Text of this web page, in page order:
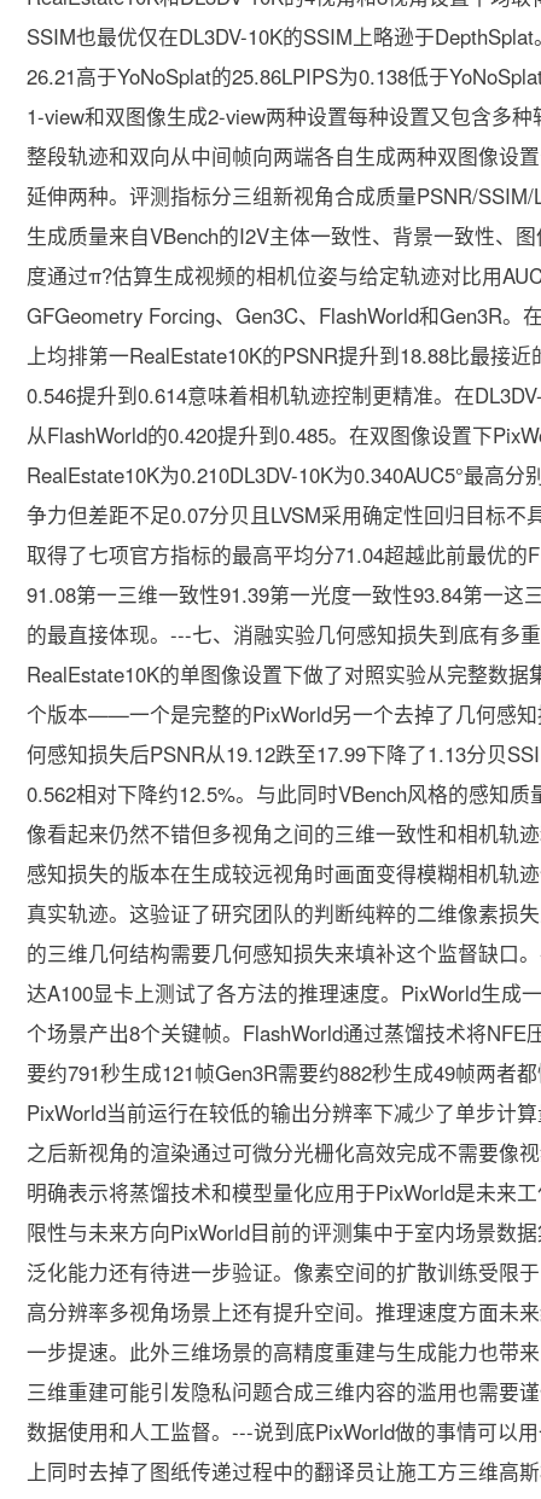
SSIM也最优仅在DL3DV-10K的SSIM上略逊于
26.21高于YoNoSplat的25.86LPIPS为0.138低于
1-view和双图像生成2-view两种设置每种设置又包含多
整段轨迹和双向从中间帧向两端各自生成两种双图像设
延伸两种。评测指标分三组新视角合成质量PSNR/
生成质量来自VBench的I2V主体一致性、背景一致性、
度通过π?估算生成视频的相机位姿与给定轨迹对比用
GFGeometry Forcing、Gen3C、FlashWorld和Gen3R
上均排第一RealEstate10K的PSNR提升到18.88比最接
0.546提升到0.614意味着相机轨迹控制更精准。在
从FlashWorld的0.420提升到0.485。在双图像设置下
RealEstate10K为0.210DL3DV-10K为0.340AUC5°最高
争力但差距不足0.07分贝且LVSM采用确定性回归目标
取得了七项官方指标的最高平均分71.04超越此前最优
91.08第一三维一致性91.39第一光度一致性93.84第一
的最直接体现。---七、消融实验几何感知损失到底有多
RealEstate10K的单图像设置下做了对照实验从完整数
个版本——一个是完整的PixWorld另一个去掉了几何感
何感知损失后PSNR从19.12跌至17.99下降了1.13分贝
0.562相对下降约12.5%。与此同时VBench风格的感知
像看起来仍然不错但多视角之间的三维一致性和相机轨
感知损失的版本在生成较远视角时画面变得模糊相机轨
真实轨迹。这验证了研究团队的判断纯粹的二维像素损
的三维几何结构需要几何感知损失来填补这个监督缺口
达A100显卡上测试了各方法的推理速度。PixWorld生成
个场景产出8个关键帧。FlashWorld通过蒸馏技术将
要约791秒生成121帧Gen3R需要约882秒生成49帧两者
PixWorld当前运行在较低的输出分辨率下减少了单步计
之后新视角的渲染通过可微分光栅化高效完成不需要像
明确表示将蒸馏技术和模型量化应用于PixWorld是未来
限性与未来方向PixWorld目前的评测集中于室内场景数
泛化能力还有待进一步验证。像素空间的扩散训练受限
高分辨率多视角场景上还有提升空间。推理速度方面未
一步提速。此外三维场景的高精度重建与生成能力也带
三维重建可能引发隐私问题合成三维内容的滥用也需要
数据使用和人工监督。---说到底PixWorld做的事情可以
上同时去掉了图纸传递过程中的翻译员让施工方三维高